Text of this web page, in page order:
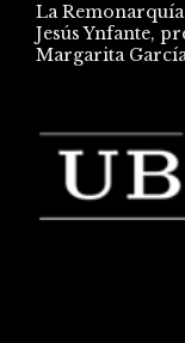
La
Jesús Ynfante,
Margarita